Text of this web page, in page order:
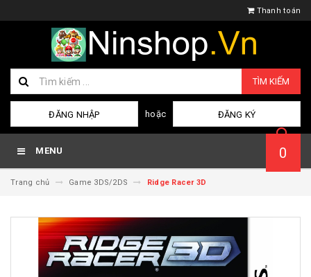
Thanh toán
TÌM KIẾM
ĐĂNG NHẬP hoặc ĐĂNG KÝ
MENU 0
Trang chủ Game 3DS/2DS Ridge Racer 3D